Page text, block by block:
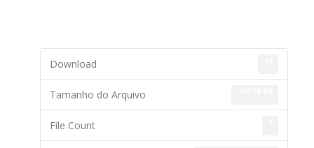
Download
Tamanho do Arquivo
File Count